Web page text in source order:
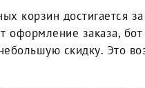
корзин достигается
оформление заказа,
скидку. Это